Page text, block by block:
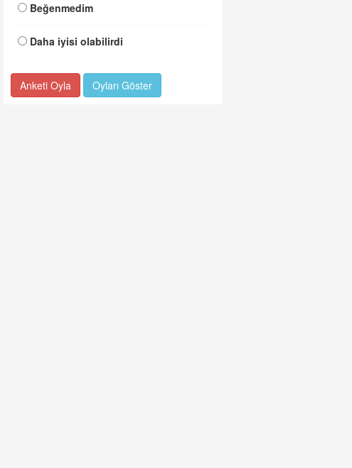
Beğenmedim
Daha iyisi olabilirdi
Anketi Oyla Oyları Göster